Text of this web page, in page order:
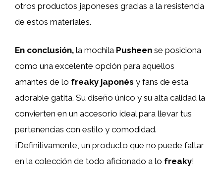
otros productos japoneses gracias a la resistencia
de estos materiales.
En conclusión, la mochila Pusheen se posiciona
como una excelente opción para aquellos
amantes de lo freaky japonés y fans de esta
adorable gatita. Su diseño único y su alta calidad la
convierten en un accesorio ideal para llevar tus
pertenencias con estilo y comodidad.
¡Definitivamente, un producto que no puede faltar
en la colección de todo aficionado a lo freaky!